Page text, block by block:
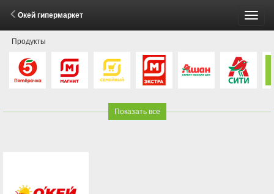
Окей гипермаркет
Продукты
Показать все